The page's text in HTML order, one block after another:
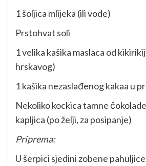
1 šoljica mlijeka (ili vode)
Prstohvat soli
1 velika kašika maslaca od
hrskavog)
1 kašika nezaslađenog kakaa u
Nekoliko kockica tamne
kapljica (po želji, za posipanje)
Priprema:
U šerpici sjedini zobene